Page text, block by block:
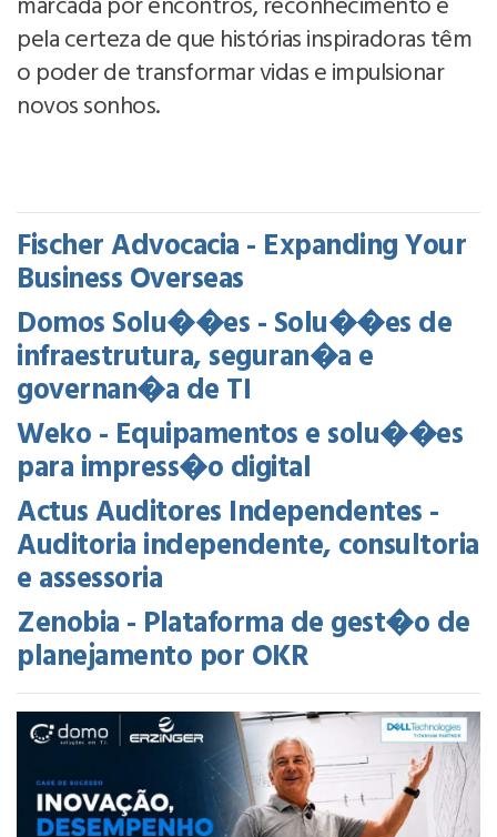
pela certeza de que histórias inspiradoras têm
o poder de transformar vidas e impulsionar
novos sonhos.
Fischer Advocacia - Expanding Your
Business Overseas
Domos Solu��es - Solu��es de
infraestrutura, seguran�a e
governan�a de TI
Weko - Equipamentos e solu��es
para impress�o digital
Actus Auditores Independentes -
Auditoria independente, consultoria
e assessoria
Zenobia - Plataforma de gest�o de
planejamento por OKR